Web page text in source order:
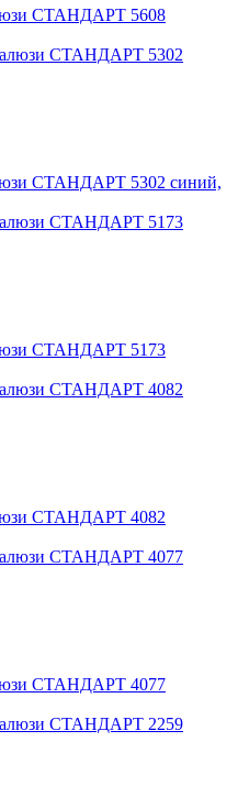
СТАНДАРТ 5608
СТАНДАРТ 5302 синий,
СТАНДАРТ 5173
СТАНДАРТ 4082
СТАНДАРТ 4077